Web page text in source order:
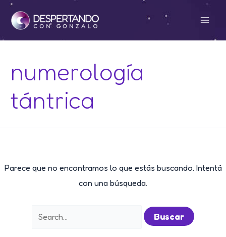
contenido
numerología
tántrica
Parece que no encontramos lo que estás buscando. Intentá
con una búsqueda.
Buscar